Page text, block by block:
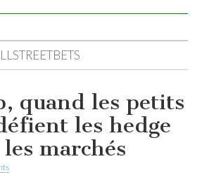
quand les petits
les hedge
marchés